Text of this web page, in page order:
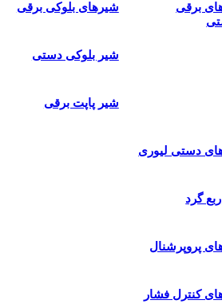
برقی
شیرهای بلوکی برقی
شیر بلوکی دستی
شیر پاپت برقی
دستی لیوری
گرد
پروپرشنال
کنترل فشار